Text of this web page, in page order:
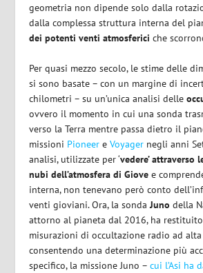
geometria non dipende solo dalla
dalla complessa struttura interna del
dei potenti venti atmosferici che
Per quasi mezzo secolo, le stime delle
si sono basate – con un margine di
chilometri – su un’unica analisi delle
ovvero il momento in cui una sonda
verso la Terra mentre passa dietro il
missioni Pioneer eVoyager negli anni
analisi, utilizzate per ‘vedere’ attraverso
nubi dell’atmosfera di Giove e
interna, non tenevano però conto
venti gioviani. Ora, la sondaJuno della
attorno al pianeta dal 2016, ha
misurazioni di occultazione radio ad
consentendo una determinazione più
specifico, la missione Juno –cui l’Asi ha